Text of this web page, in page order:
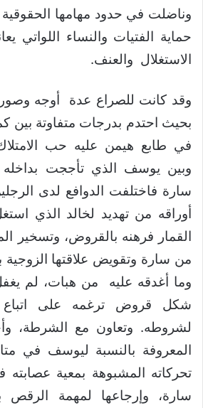
وناضلت في حدود مهامها
حماية الفتيات والنساء اللواتي
الاستغلال والعنف.
وقد كانت للصراع عدة أوجه وصور
بحيث احتدم بدرجات متفاوتة بين
في طابع هيمن عليه حب
وبين يوسف الذي تأججت
سارة فاختلفت الدوافع لدى
أوراقه من تهديد لخالد الذي
القمار فرهنه بالقروض، وتسخير
من سارة وتقويض علاقتها الزوجية
وما أغدقه عليه من هبات، لم
شكل قروض ترغمه على اتباع
لشروطه. وتعاون مع الشرطة،
المعروفة بالنسبة ليوسف في
تحركاته المشبوهة بمعية عصابته
سارة، وإرجاعها لمهمة الرقص